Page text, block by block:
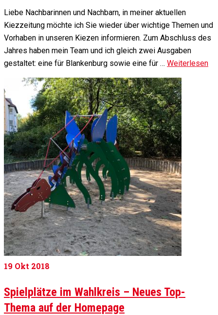
Liebe Nachbarinnen und Nachbarn, in meiner aktuellen
Kiezzeitung möchte ich Sie wieder über wichtige Themen und
Vorhaben in unseren Kiezen informieren. Zum Abschluss des
Jahres haben mein Team und ich gleich zwei Ausgaben
gestaltet: eine für Blankenburg sowie eine für … Weiterlesen
19 Okt 2018
Spielplätze im Wahlkreis – Neues Top-
Thema auf der Homepage